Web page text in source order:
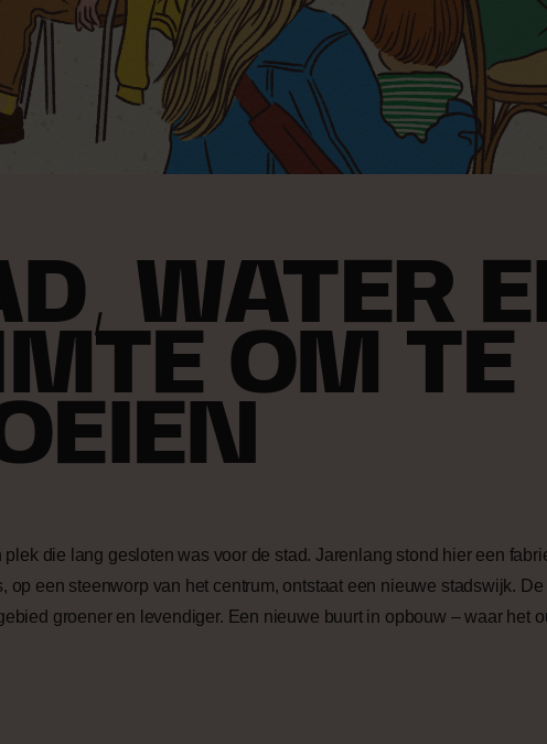
WATER
OM TE
plek die lang gesloten was voor de stad. Jarenlang stond hier een
op een steenworp van het centrum, ontstaat een nieuwe stadswijk.
groener en levendiger. Een nieuwe buurt in opbouw – waar het